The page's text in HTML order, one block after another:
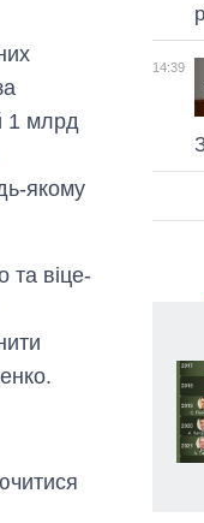
1 млрд
якому
та віце-
14:39
місяця – до 5
хто і як